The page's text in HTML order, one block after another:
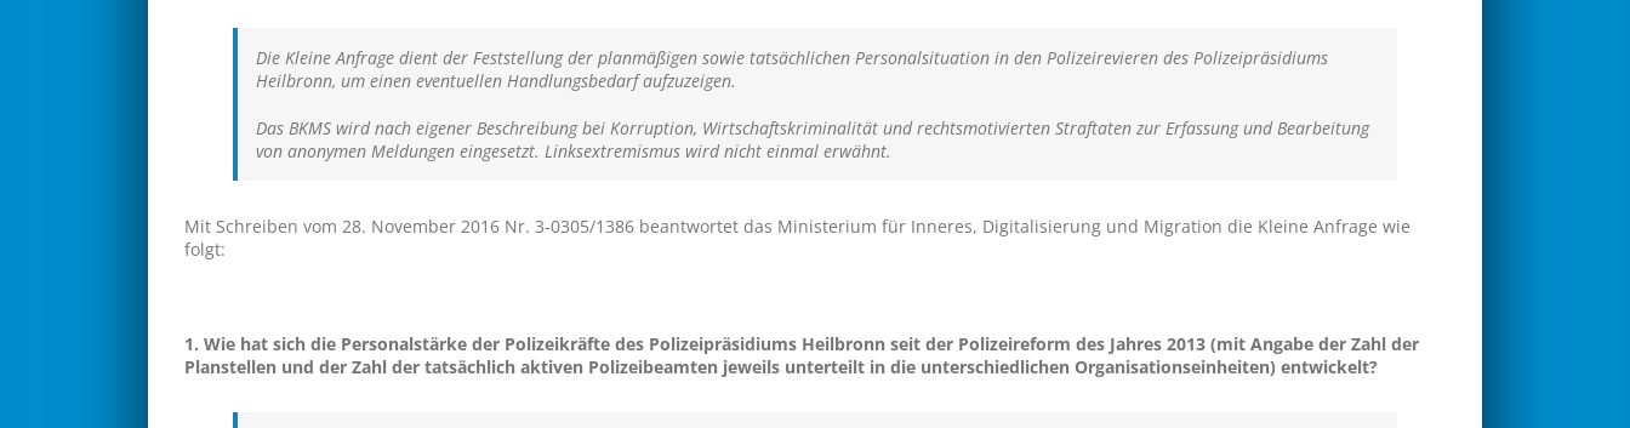
Die Kleine Anfrage dient der Feststellung der planmäßigen sowie tatsächlichen Personalsituation in den Polizeirevieren des Polizeipräsidiums
Heilbronn, um einen eventuellen Handlungsbedarf aufzuzeigen.
Das BKMS wird nach eigener Beschreibung bei Korruption, Wirtschaftskriminalität und rechtsmotivierten Straftaten zur Erfassung und Bearbeitung
von anonymen Meldungen eingesetzt. Linksextremismus wird nicht einmal erwähnt.
Mit Schreiben vom 28. November 2016 Nr. 3-0305/1386 beantwortet das Ministerium für Inneres, Digitalisierung und Migration die Kleine Anfrage wie
folgt:
1. Wie hat sich die Personalstärke der Polizeikräfte des Polizeipräsidiums Heilbronn seit der Polizeireform des Jahres 2013 (mit Angabe der Zahl der
Planstellen und der Zahl der tatsächlich aktiven Polizeibeamten jeweils unterteilt in die unterschiedlichen Organisationseinheiten) entwickelt?